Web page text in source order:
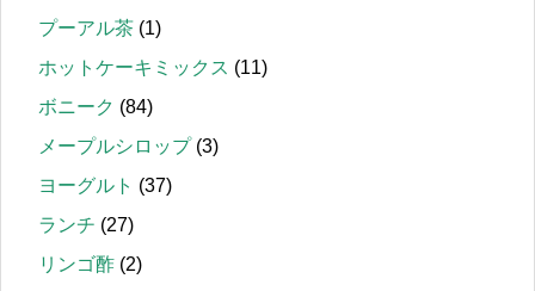
プーアル茶 (1)
ホットケーキミックス (11)
ボニーク (84)
メープルシロップ(3)
ヨーグルト (37)
ランチ (27)
リンゴ酢 (2)